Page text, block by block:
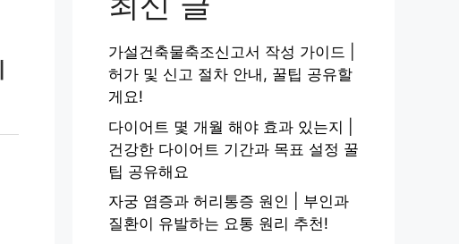
가설건축물축조신고서 작성 가이드 |
허가 및 신고 절차 안내, 꿀팁 공유할
게요!
다이어트 몇 개월 해야 효과 있는지 |
건강한 다이어트 기간과 목표 설정 꿀
팁 공유해요
자궁 염증과 허리통증 원인 | 부인과
질환이 유발하는 요통 원리 추천!